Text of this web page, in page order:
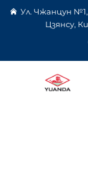
Ул. Чжанцун
Цзянсу,